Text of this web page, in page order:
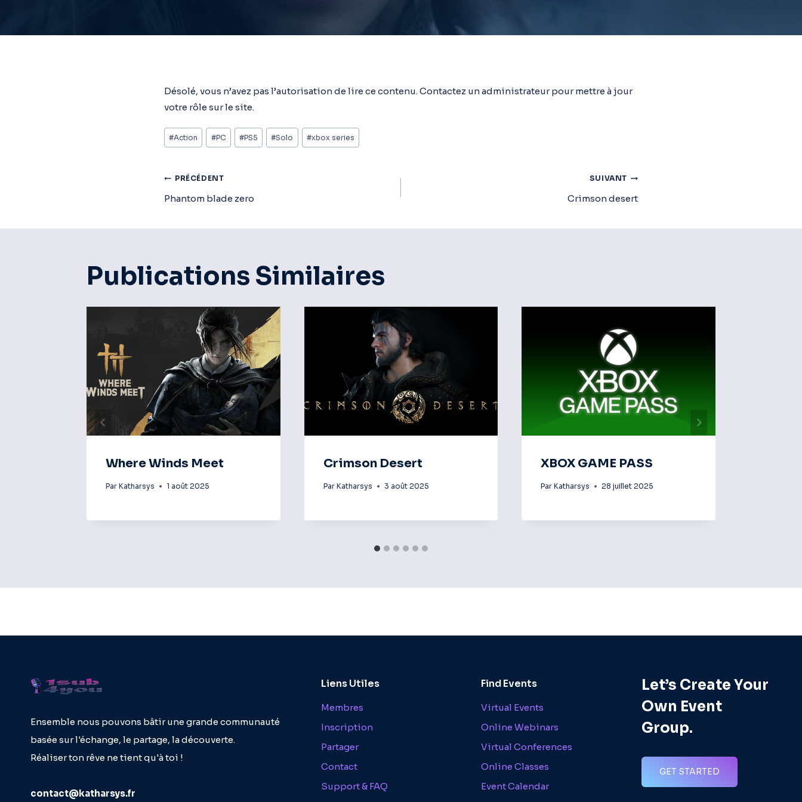
Désolé, vous n’avez pas l’autorisation de lire ce contenu. Contactez un administrateur pour mettre à jour
votre rôle sur le site.
Étiquettes
de
publication :
#Action #PC #PS5 #Solo #xbox series
Navigation
PRÉCÉDENT
Phantom blade zero
SUIVANT
Crimson desert
Publications Similaires
Where Winds Meet
Par Katharsys 1 août 2025
Crimson Desert
Par Katharsys 3 août 2025
XBOX GAME PASS
Par Katharsys 28 juillet 2025
Ensemble nous pouvons bâtir une grande communauté
basée sur l'échange, le partage, la découverte.
Réaliser ton rêve ne tient qu'à toi !
contact@katharsys.fr
Liens Utiles
Membres
Inscription
Partager
Contact
Support & FAQ
Find Events
Virtual Events
Online Webinars
Virtual Conferences
Online Classes
Event Calendar
Let’s Create Your
Own Event
Group.
GET STARTED